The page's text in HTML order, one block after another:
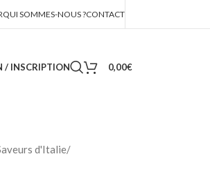
QUI SOMMES-NOUS ?CONTACT
/ INSCRIPTION 0,00€
d'Italie/